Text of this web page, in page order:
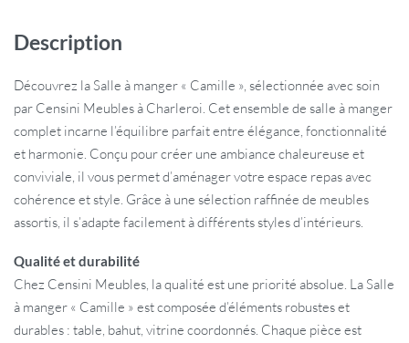
Description
Découvrez la Salle à manger « Camille », sélectionnée avec soin
par Censini Meubles à Charleroi. Cet ensemble de salle à manger
complet incarne l’équilibre parfait entre élégance, fonctionnalité
et harmonie. Conçu pour créer une ambiance chaleureuse et
conviviale, il vous permet d’aménager votre espace repas avec
cohérence et style. Grâce à une sélection raffinée de meubles
assortis, il s’adapte facilement à différents styles d’intérieurs.
Qualité et durabilité
Chez Censini Meubles, la qualité est une priorité absolue. La Salle
à manger « Camille » est composée d’éléments robustes et
durables : table, bahut, vitrine coordonnés. Chaque pièce est